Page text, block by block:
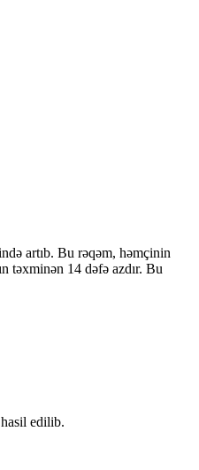
artıb. Bu rəqəm, həmçinin
təxminən 14 dəfə azdır. Bu
edilib.